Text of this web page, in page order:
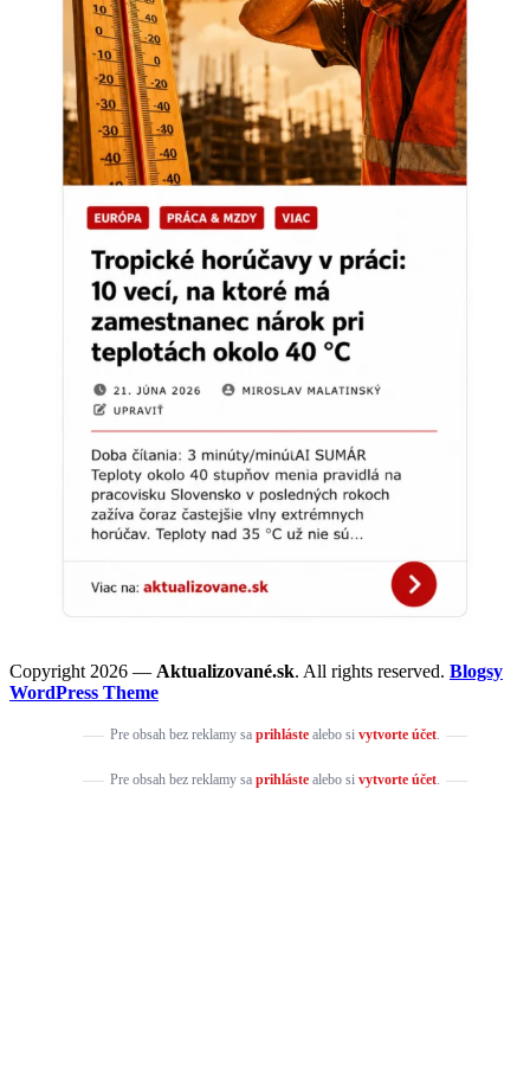
Copyright 2026 — Aktualizované.sk. All rights reserved. Blogsy
WordPress Theme
Pre obsah bez reklamy sa prihlástealebo si vytvorte účet.